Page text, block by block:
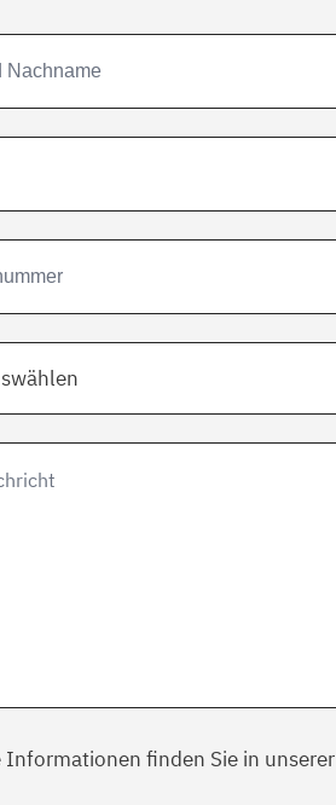
Informationen finden Sie in unserer